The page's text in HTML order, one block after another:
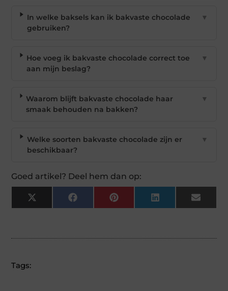
In welke baksels kan ik bakvaste chocolade
gebruiken?
▼
Hoe voeg ik bakvaste chocolade correct toe
aan mijn beslag?
▼
Waarom blijft bakvaste chocolade haar
smaak behouden na bakken?
▼
Welke soorten bakvaste chocolade zijn er
beschikbaar?
▼
Goed artikel? Deel hem dan op:
X
(Twitter)
Facebook Pinterest LinkedIn Email
Tags: